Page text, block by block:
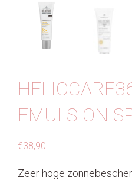
EMULSION
€38,90
Zeer hoge